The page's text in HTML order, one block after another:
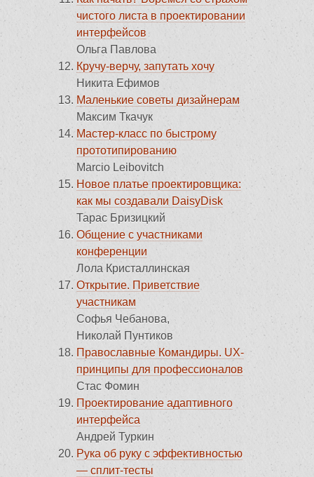
чистого листа в проектировании
интерфейсов
Ольга Павлова
Кручу-верчу, запутать хочу
Никита Ефимов
Маленькие советы дизайнерам
Максим Ткачук
Мастер-класс по быстрому
прототипированию
Marcio Leibovitch
Новое платье проектировщика:
как мы создавали DaisyDisk
Тарас Бризицкий
Общение с участниками
конференции
Лола Кристаллинская
Открытие. Приветствие
участникам
Софья Чебанова,
Николай Пунтиков
Православные Командиры. UX-
принципы для профессионалов
Стас Фомин
Проектирование адаптивного
интерфейса
Андрей Туркин
Рука об руку с эффективностью
— сплит-тесты